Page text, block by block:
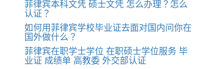
菲律宾本科文凭 硕士文凭 怎么办理？怎么
认证？
如何用菲律宾学校毕业证去面对国内问你在
国外做什么？
菲律宾在职学士学位 在职硕士学位服务 毕
业证 成绩单 高教委 外交部认证